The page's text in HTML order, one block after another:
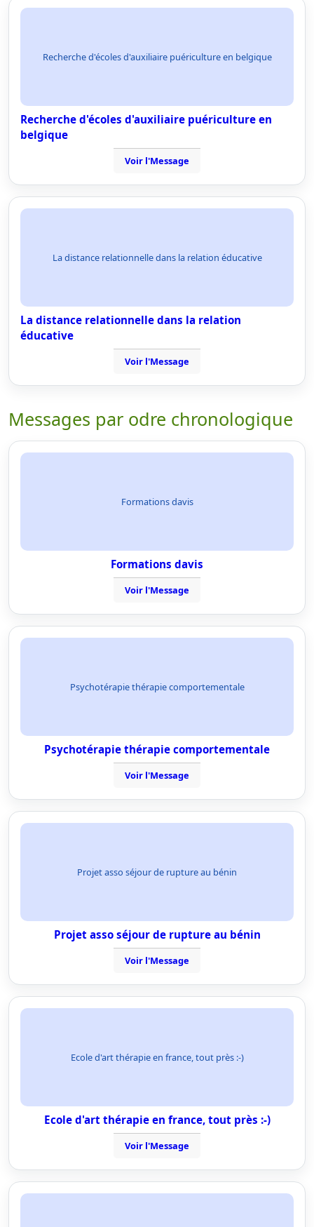
Recherche d'écoles d'auxiliaire puériculture en belgique
Recherche d'écoles d'auxiliaire puériculture en
belgique
Voir l'Message
La distance relationnelle dans la relation éducative
La distance relationnelle dans la relation
éducative
Voir l'Message
Messages par odre chronologique
Formations davis
Formations davis
Voir l'Message
Psychotérapie thérapie comportementale
Psychotérapie thérapie comportementale
Voir l'Message
Projet asso séjour de rupture au bénin
Projet asso séjour de rupture au bénin
Voir l'Message
Ecole d'art thérapie en france, tout près :-)
Ecole d'art thérapie en france, tout près :-)
Voir l'Message